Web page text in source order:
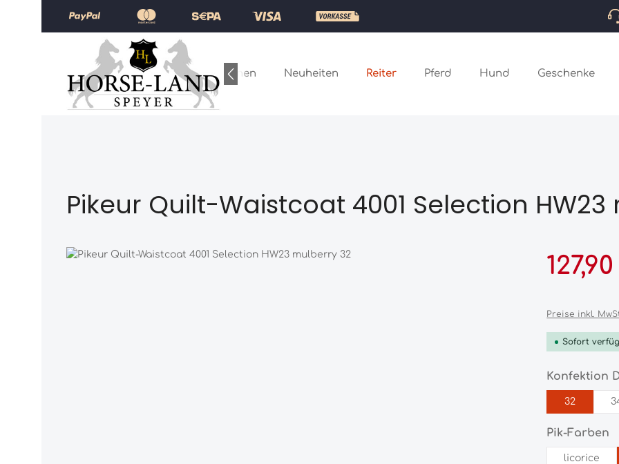
Zum Hauptinhalt springen
Zur Hauptnavigation springen
Home Kollektionen Neuheiten Reiter Pferd Hund Geschenke
Pikeur Quilt-Waistcoat 4001 Selection
Bildergalerie überspringen Verkaufspreis:
Preise inkl.
Sofort
Konfektion
32
Pik-Farben
licorice